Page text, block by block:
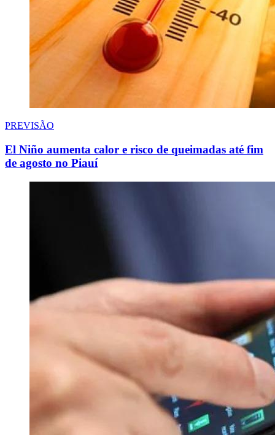
PREVISÃO
El Niño aumenta calor e risco de queimadas até fim
de agosto no Piauí